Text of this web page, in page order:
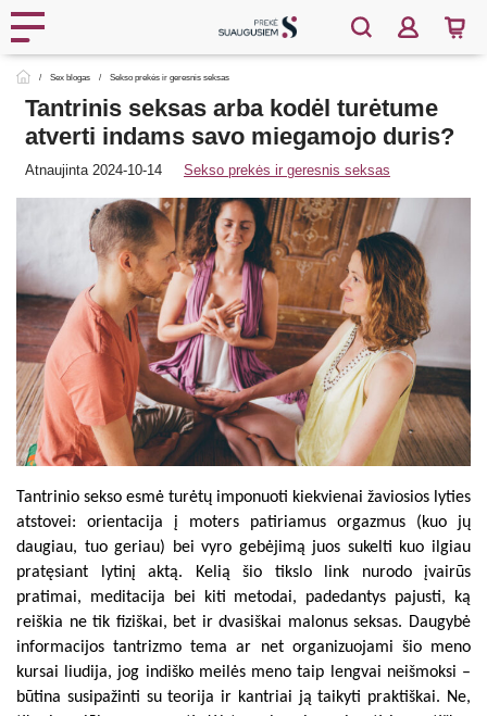
Sex blogas Sekso prekės ir geresnis seksas
Tantrinis seksas arba kodėl turėtume
atverti indams savo miegamojo duris?
Atnaujinta 2024-10-14 Sekso prekės ir geresnis seksas
Tantrinio sekso esmė turėtų imponuoti kiekvienai žaviosios lyties
atstovei: orientacija į moters patiriamus orgazmus (kuo jų
daugiau, tuo geriau) bei vyro gebėjimą juos sukelti kuo ilgiau
pratęsiant lytinį aktą. Kelią šio tikslo link nurodo įvairūs
pratimai, meditacija bei kiti metodai, padedantys pajusti, ką
reiškia ne tik fiziškai, bet ir dvasiškai malonus seksas. Daugybė
informacijos tantrizmo tema ar net organizuojami šio meno
kursai liudija, jog indiško meilės meno taip lengvai neišmoksi –
būtina susipažinti su teorija ir kantriai ją taikyti praktiškai. Ne,